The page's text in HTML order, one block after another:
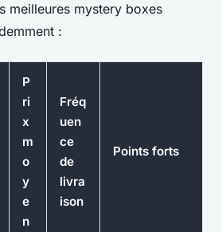
meilleures mystery boxes
:
P
ri
x
m
o
y
e
n
Fréq
uen
ce
de
livra
ison
Points forts